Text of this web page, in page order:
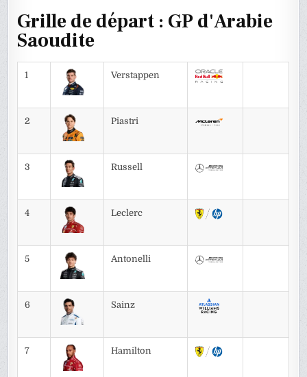
Grille de départ : GP d'Arabie
Saoudite
1 Verstappen
2 Piastri
3 Russell
4 Leclerc
5 Antonelli
6 Sainz
7 Hamilton